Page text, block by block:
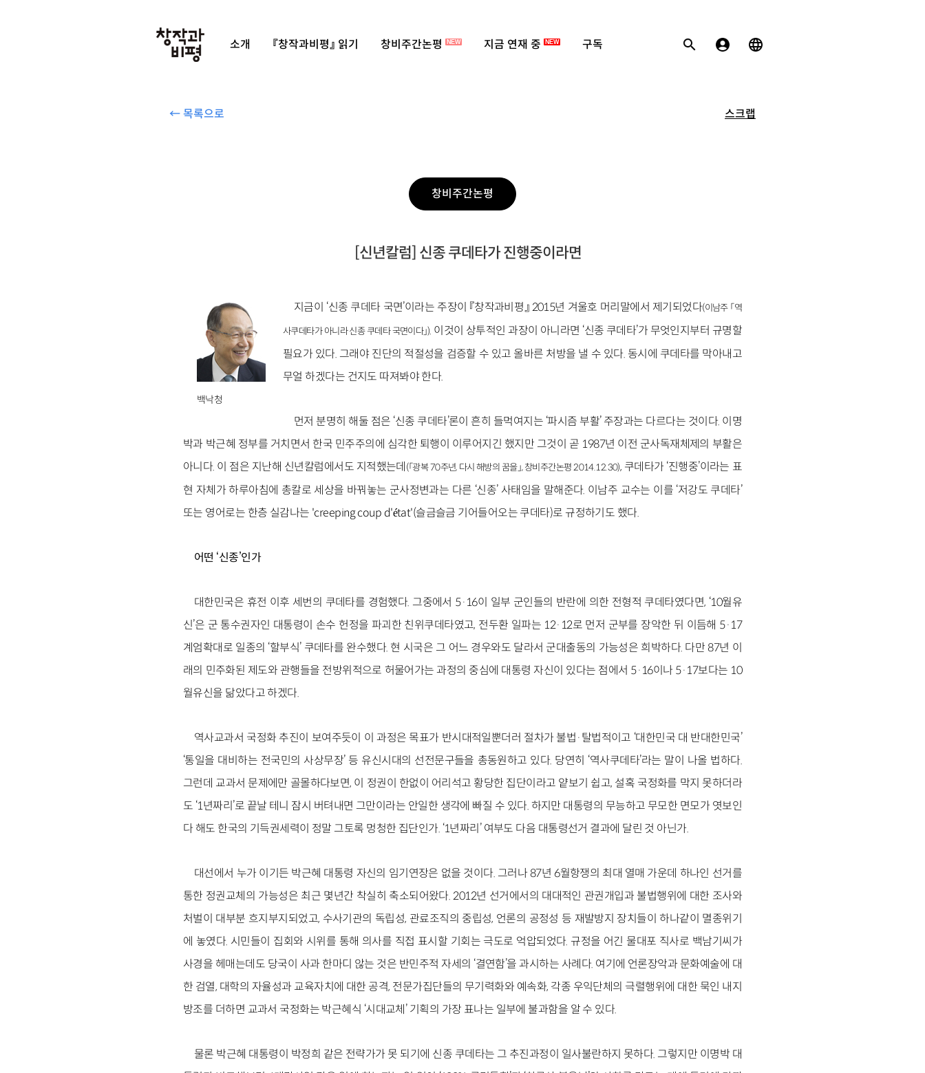
소개 『창작과비평』 읽기 창비주간논평 NEW 지금 연재 중 NEW 구독
← 목록으로 스크랩
창비주간논평
[신년칼럼] 신종 쿠데타가 진행중이라면
백낙청
지금이 ‘신종 쿠데타 국면’이라는 주장이 『창작과비평』 2015년 겨울호 머리말에서 제기되었다(이남주 「역
사쿠데타가 아니라 신종 쿠데타 국면이다」). 이것이 상투적인 과장이 아니라면 ‘신종 쿠데타’가 무엇인지부터 규명할
필요가 있다. 그래야 진단의 적절성을 검증할 수 있고 올바른 처방을 낼 수 있다. 동시에 쿠데타를 막아내고
무얼 하겠다는 건지도 따져봐야 한다.
먼저 분명히 해둘 점은 ‘신종 쿠데타’론이 흔히 들먹여지는 ‘파시즘 부활’ 주장과는 다르다는 것이다. 이명
박과 박근혜 정부를 거치면서 한국 민주주의에 심각한 퇴행이 이루어지긴 했지만 그것이 곧 1987년 이전 군사독재체제의 부활은
아니다. 이 점은 지난해 신년칼럼에서도 지적했는데 (「광복 70주년, 다시 해방의 꿈을」, 창비주간논평 2014.12.30), 쿠데타가 ‘진행중’이라는 표
현 자체가 하루아침에 총칼로 세상을 바꿔놓는 군사정변과는 다른 ‘신종’ 사태임을 말해준다. 이남주 교수는 이를 ‘저강도 쿠데타’
또는 영어로는 한층 실감나는 'creeping coup d'état'(슬금슬금 기어들어오는 쿠데타)로 규정하기도 했다.
어떤 ‘신종’인가
대한민국은 휴전 이후 세번의 쿠데타를 경험했다. 그중에서 5·16이 일부 군인들의 반란에 의한 전형적 쿠데타였다면, ‘10월유
신’은 군 통수권자인 대통령이 손수 헌정을 파괴한 친위쿠데타였고, 전두환 일파는 12·12로 먼저 군부를 장악한 뒤 이듬해 5·17
계엄확대로 일종의 ‘할부식’ 쿠데타를 완수했다. 현 시국은 그 어느 경우와도 달라서 군대출동의 가능성은 희박하다. 다만 87년 이
래의 민주화된 제도와 관행들을 전방위적으로 허물어가는 과정의 중심에 대통령 자신이 있다는 점에서 5·16이나 5·17보다는 10
월유신을 닮았다고 하겠다.
역사교과서 국정화 추진이 보여주듯이 이 과정은 목표가 반시대적일뿐더러 절차가 불법·탈법적이고 ‘대한민국 대 반대한민국’
‘통일을 대비하는 전국민의 사상무장’ 등 유신시대의 선전문구들을 총동원하고 있다. 당연히 ‘역사쿠데타’라는 말이 나올 법하다.
그런데 교과서 문제에만 골몰하다보면, 이 정권이 한없이 어리석고 황당한 집단이라고 얕보기 쉽고, 설혹 국정화를 막지 못하더라
도 ‘1년짜리’로 끝날 테니 잠시 버텨내면 그만이라는 안일한 생각에 빠질 수 있다. 하지만 대통령의 무능하고 무모한 면모가 엿보인
다 해도 한국의 기득권세력이 정말 그토록 멍청한 집단인가. ‘1년짜리’ 여부도 다음 대통령선거 결과에 달린 것 아닌가.
대선에서 누가 이기든 박근혜 대통령 자신의 임기연장은 없을 것이다. 그러나 87년 6월항쟁의 최대 열매 가운데 하나인 선거를
통한 정권교체의 가능성은 최근 몇년간 착실히 축소되어왔다. 2012년 선거에서의 대대적인 관권개입과 불법행위에 대한 조사와
처벌이 대부분 흐지부지되었고, 수사기관의 독립성, 관료조직의 중립성, 언론의 공정성 등 재발방지 장치들이 하나같이 멸종위기
에 놓였다. 시민들이 집회와 시위를 통해 의사를 직접 표시할 기회는 극도로 억압되었다. 규정을 어긴 물대포 직사로 백남기씨가
사경을 헤매는데도 당국이 사과 한마디 않는 것은 반민주적 자세의 ‘결연함’을 과시하는 사례다. 여기에 언론장악과 문화예술에 대
한 검열, 대학의 자율성과 교육자치에 대한 공격, 전문가집단들의 무기력화와 예속화, 각종 우익단체의 극렬행위에 대한 묵인 내지
방조를 더하면 교과서 국정화는 박근혜식 ‘시대교체’ 기획의 가장 표나는 일부에 불과함을 알 수 있다.
물론 박근혜 대통령이 박정희 같은 전략가가 못 되기에 신종 쿠데타는 그 추진과정이 일사불란하지 못하다. 그렇지만 이명박 대